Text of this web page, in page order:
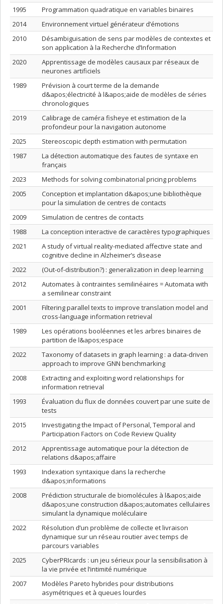
1995
Programmation quadratique en variables binaires
2014
Environnement virtuel générateur d’émotions
2010
Désambiguisation de sens par modèles de contextes et
son application à la Recherche d’Information
2020
Apprentissage de modèles causaux par réseaux de
neurones artificiels
1989
Prévision à court terme de la demande
d&apos;électricité à l&apos;aide de modèles de séries
chronologiques
2019
Calibrage de caméra fisheye et estimation de la
profondeur pour la navigation autonome
2025
Stereoscopic depth estimation with permutation
1987
La détection automatique des fautes de syntaxe en
français
2023
Methods for solving combinatorial pricing problems
2005
Conception et implantation d&apos;une bibliothèque
pour la simulation de centres de contacts
2009
Simulation de centres de contacts
1988
La conception interactive de caractères typographiques
2021
A study of virtual reality-mediated affective state and
cognitive decline in Alzheimer’s disease
2022
(Out-of-distribution?) : generalization in deep learning
2012
Automates à contraintes semilinéaires = Automata with
a semilinear constraint
2001
Filtering parallel texts to improve translation model and
cross-language information retrieval
1989
Les opérations booléennes et les arbres binaires de
partition de l&apos;espace
2022
Taxonomy of datasets in graph learning : a data-driven
approach to improve GNN benchmarking
2008
Extracting and exploiting word relationships for
information retrieval
1993
Évaluation du flux de données couvert par une suite de
tests
2015
Investigating the Impact of Personal, Temporal and
Participation Factors on Code Review Quality
2012
Apprentissage automatique pour la détection de
relations d&apos;affaire
1993
Indexation syntaxique dans la recherche
d&apos;informations
2008
Prédiction structurale de biomolécules à l&apos;aide
d&apos;une construction d&apos;automates cellulaires
simulant la dynamique moléculaire
2022
Résolution d’un problème de collecte et livraison
dynamique sur un réseau routier avec temps de
parcours variables
2025
CyberPRIcards : un jeu sérieux pour la sensibilisation à
la vie privée et l’intimité numérique
2007
Modèles Pareto hybrides pour distributions
asymétriques et à queues lourdes